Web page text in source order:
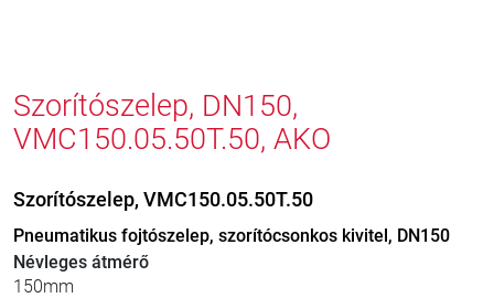
Szorítószelep, DN150,
VMC150.05.50T.50, AKO
Szorítószelep, VMC150.05.50T.50
Pneumatikus fojtószelep, szorítócsonkos kivitel, DN150
Névleges átmérő
150mm